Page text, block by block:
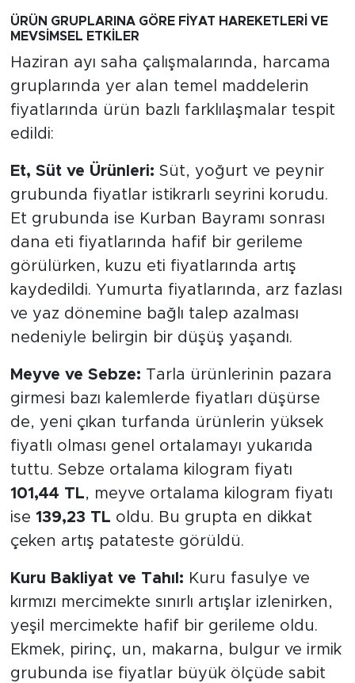
ÜRÜN GRUPLARINA GÖRE FİYAT HAREKETLERİ VE
MEVSİMSEL ETKİLER
Haziran ayı saha çalışmalarında, harcama
gruplarında yer alan temel maddelerin
fiyatlarında ürün bazlı farklılaşmalar tespit
edildi:
Et, Süt ve Ürünleri: Süt, yoğurt ve peynir
grubunda fiyatlar istikrarlı seyrini korudu.
Et grubunda ise Kurban Bayramı sonrası
dana eti fiyatlarında hafif bir gerileme
görülürken, kuzu eti fiyatlarında artış
kaydedildi. Yumurta fiyatlarında, arz fazlası
ve yaz dönemine bağlı talep azalması
nedeniyle belirgin bir düşüş yaşandı.
Meyve ve Sebze: Tarla ürünlerinin pazara
girmesi bazı kalemlerde fiyatları düşürse
de, yeni çıkan turfanda ürünlerin yüksek
fiyatlı olması genel ortalamayı yukarıda
tuttu. Sebze ortalama kilogram fiyatı
101,44 TL, meyve ortalama kilogram fiyatı
ise 139,23 TL oldu. Bu grupta en dikkat
çeken artış patateste görüldü.
Kuru Bakliyat ve Tahıl: Kuru fasulye ve
kırmızı mercimekte sınırlı artışlar izlenirken,
yeşil mercimekte hafif bir gerileme oldu.
Ekmek, pirinç, un, makarna, bulgur ve irmik
grubunda ise fiyatlar büyük ölçüde sabit